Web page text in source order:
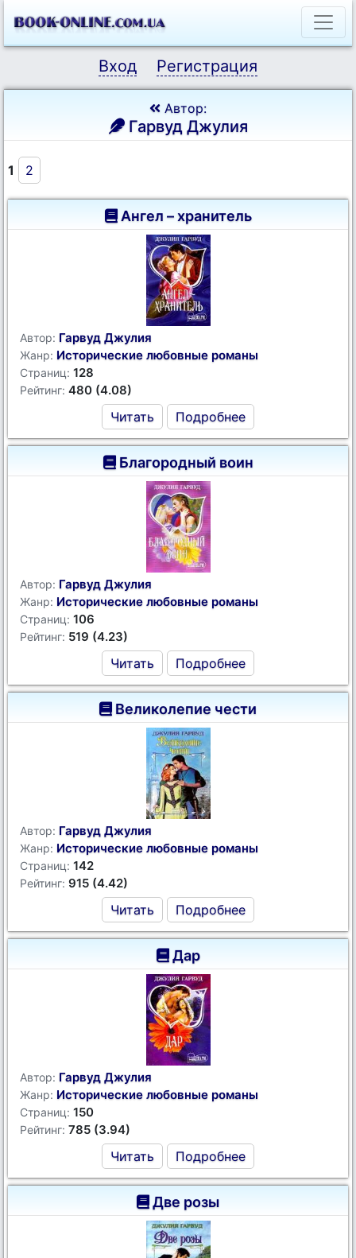
Вход Регистрация
Автор:
Гарвуд Джулия
1 2
Ангел – хранитель
Автор: Гарвуд Джулия
Жанр: Исторические любовные романы
Страниц: 128
Рейтинг: 480 (4.08)
Читать Подробнее
Благородный воин
Автор: Гарвуд Джулия
Жанр: Исторические любовные романы
Страниц: 106
Рейтинг: 519 (4.23)
Читать Подробнее
Великолепие чести
Автор: Гарвуд Джулия
Жанр: Исторические любовные романы
Страниц: 142
Рейтинг: 915 (4.42)
Читать Подробнее
Дар
Автор: Гарвуд Джулия
Жанр: Исторические любовные романы
Страниц: 150
Рейтинг: 785 (3.94)
Читать Подробнее
Две розы